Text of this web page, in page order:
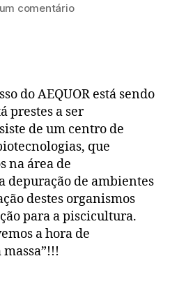
comentário
do AEQUOR está sendo
prestes a ser
de um centro de
que
na área de
depuração de ambientes
destes organismos
para a piscicultura.
a hora de